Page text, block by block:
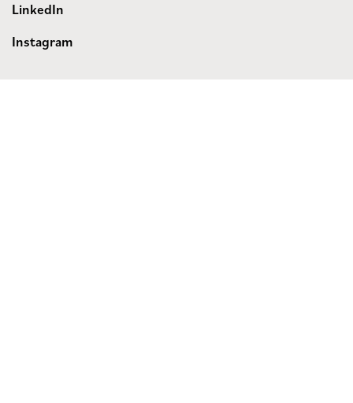
LinkedIn
Instagram